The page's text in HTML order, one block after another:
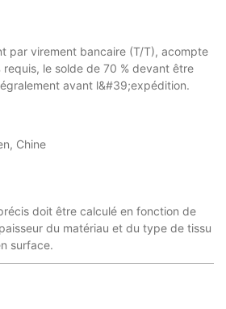
par virement bancaire (T/T), acompte
requis, le solde de 70 % devant être
avant l&#39;expédition.
Chine
doit être calculé en fonction de
du matériau et du type de tissu
surface.